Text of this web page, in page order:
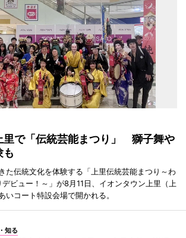
里で「伝統芸能まつり」 獅子舞や
も
た伝統文化を体験する「上里伝統芸能まつり～わ
デビュー！～」が8月11日、イオンタウン上里（上
いコート特設会場で開かれる。
知る